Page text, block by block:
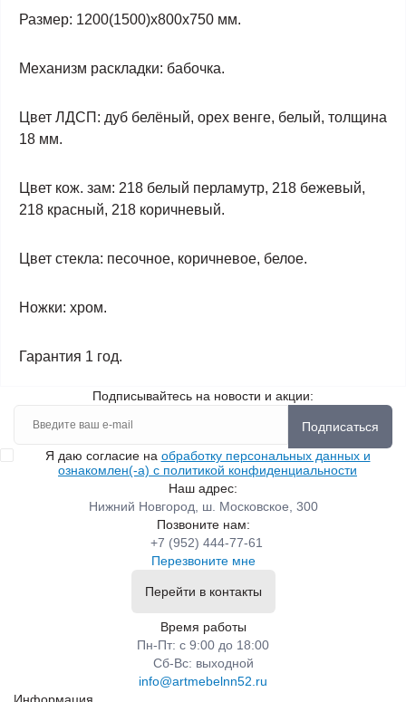
Размер: 1200(1500)х800х750 мм.
Механизм раскладки: бабочка.
Цвет ЛДСП: дуб белёный, орех венге, белый, толщина
18 мм.
Цвет кож. зам: 218 белый перламутр, 218 бежевый,
218 красный, 218 коричневый.
Цвет стекла: песочное, коричневое, белое.
Ножки: хром.
Гарантия 1 год.
Подписывайтесь на новости и акции:
Подписаться
Я даю согласие на обработку персональных данных и
ознакомлен(-а) с политикой конфиденциальности
Наш адрес:
Нижний Новгород, ш. Московское, 300
Позвоните нам:
+7 (952) 444-77-61
Перезвоните мне
Перейти в контакты
Время работы
Пн-Пт: с 9:00 до 18:00
Сб-Вс: выходной
info@artmebelnn52.ru
Информация